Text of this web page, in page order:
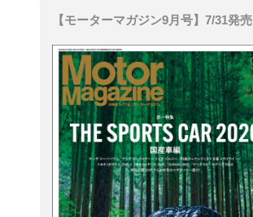
【モーターマガジン9月号】7/31発売